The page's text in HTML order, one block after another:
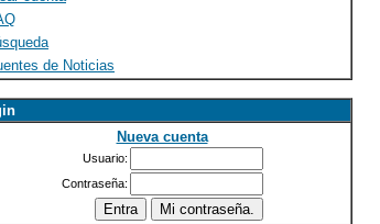
de Noticias
Nueva cuenta
Usuario:
Contraseña: